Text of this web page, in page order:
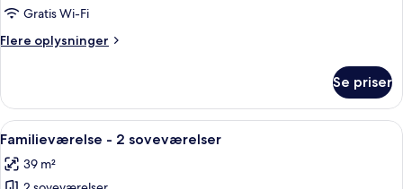
Gratis Wi-Fi
Flere oplysninger
Flere
dobbeltværelse
Se priser
Indlæs
alle
billeder
Et moderne hotelværelse med en
11
Familieværelse - 2 soveværelser
39 m²